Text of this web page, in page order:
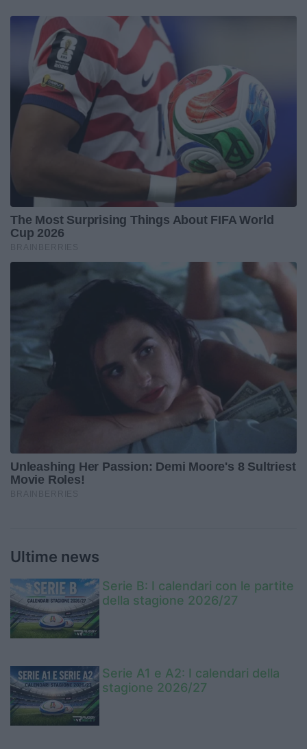
Ultime news
Serie B: I calendari con le partite
della stagione 2026/27
Serie A1 e A2: I calendari della
stagione 2026/27